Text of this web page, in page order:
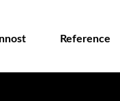
Reference